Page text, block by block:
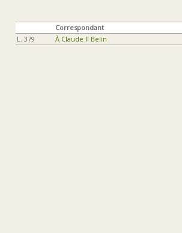
Correspondant
L. 379
À Claude II Belin